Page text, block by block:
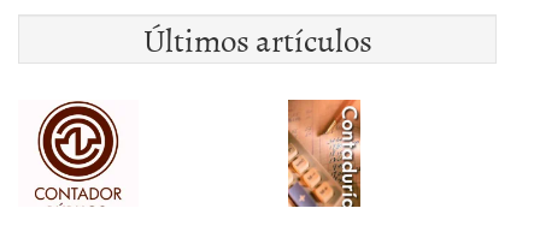
Últimos artículos